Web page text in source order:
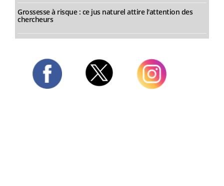
Grossesse à risque : ce jus naturel attire l'attention des
chercheurs